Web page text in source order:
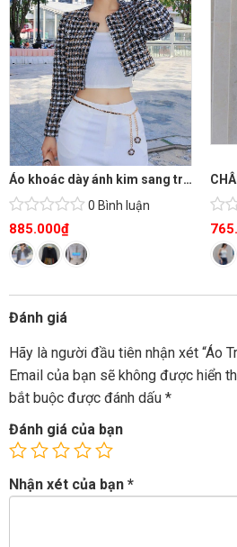
Áo khoác dày ánh kim sang trọng
0 Bình luận
885.000₫
Đánh giá
Hãy là người đầu tiên nhận xét “Áo
Email của bạn sẽ không được hiển
bắt buộc được đánh dấu *
Đánh giá của bạn
Nhận xét của bạn *